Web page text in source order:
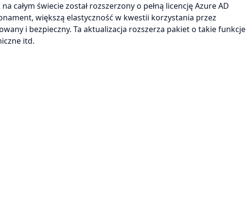
całym świecie został rozszerzony o pełną licencję Azure AD
większą elastyczność w kwestii korzystania przez
i bezpieczny. Ta aktualizacja rozszerza pakiet o takie funkcje
itd.